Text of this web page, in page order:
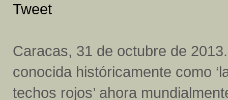
Tweet
Caracas, 31 de octubre de
conocida históricamente como
techos rojos’ ahora